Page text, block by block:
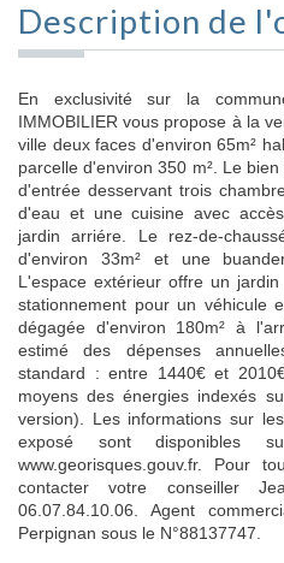
Description de
En exclusivité sur la
IMMOBILIER vous propose à la
ville deux faces d'environ 65m²
parcelle d'environ 350 m². Le
d'entrée desservant trois
d'eau et une cuisine avec
jardin arriére. Le rez-de-
d'environ 33m² et une
L'espace extérieur offre un
stationnement pour un véhicule
dégagée d'environ 180m² à
estimé des dépenses
standard : entre 1440€ et
moyens des énergies indexés
version). Les informations sur
exposé sont disponibles
www.georisques.gouv.fr. Pour
contacter votre conseiller
06.07.84.10.06. Agent
Perpignan sous le N°88137747.